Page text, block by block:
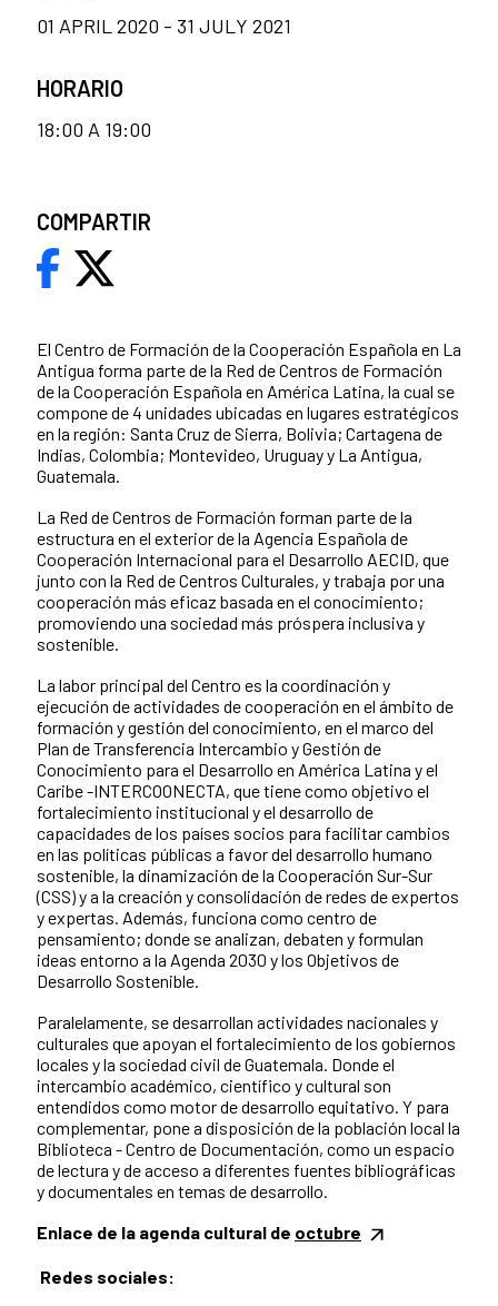
El Centro de Formación de la Cooperación Española en La
Antigua forma parte de la Red de Centros de Formación
de la Cooperación Española en América Latina, la cual se
compone de 4 unidades ubicadas en lugares estratégicos
en la región: Santa Cruz de Sierra, Bolivia; Cartagena de
Indias, Colombia; Montevideo, Uruguay y La Antigua,
Guatemala.
La Red de Centros de Formación forman parte de la
estructura en el exterior de la Agencia Española de
Cooperación Internacional para el Desarrollo AECID, que
junto con la Red de Centros Culturales, y trabaja por una
cooperación más eficaz basada en el conocimiento;
promoviendo una sociedad más próspera inclusiva y
sostenible.
La labor principal del Centro es la coordinación y
ejecución de actividades de cooperación en el ámbito de
formación y gestión del conocimiento, en el marco del
Plan de Transferencia Intercambio y Gestión de
Conocimiento para el Desarrollo en América Latina y el
Caribe -INTERCOONECTA, que tiene como objetivo el
fortalecimiento institucional y el desarrollo de
capacidades de los países socios para facilitar cambios
en las políticas públicas a favor del desarrollo humano
sostenible, la dinamización de la Cooperación Sur-Sur
(CSS) y a la creación y consolidación de redes de expertos
y expertas. Además, funciona como centro de
pensamiento; donde se analizan, debaten y formulan
ideas entorno a la Agenda 2030 y los Objetivos de
Desarrollo Sostenible.
Paralelamente, se desarrollan actividades nacionales y
culturales que apoyan el fortalecimiento de los gobiernos
locales y la sociedad civil de Guatemala. Donde el
intercambio académico, científico y cultural son
entendidos como motor de desarrollo equitativo. Y para
complementar, pone a disposición de la población local la
Biblioteca - Centro de Documentación, como un espacio
de lectura y de acceso a diferentes fuentes bibliográficas
y documentales en temas de desarrollo.
Enlace de la agenda cultural de octubre
Redes sociales:
01 APRIL 2020 - 31 JULY 2021
HORARIO
18:00 A 19:00
COMPARTIR